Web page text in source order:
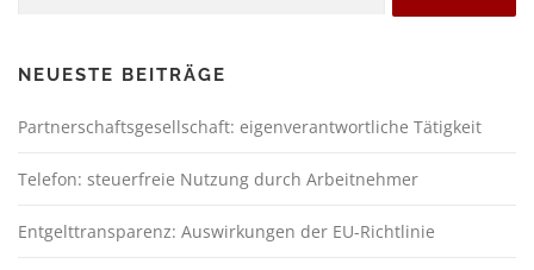
NEUESTE BEITRÄGE
Partnerschaftsgesellschaft: eigenverantwortliche Tätigkeit
Telefon: steuerfreie Nutzung durch Arbeitnehmer
Entgelttransparenz: Auswirkungen der EU-Richtlinie